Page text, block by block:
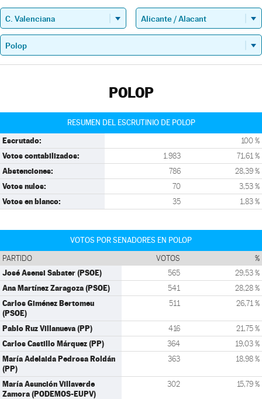
POLOP
RESUMEN DEL ESCRUTINIO DE POLOP
Escrutado: 100 %
Votos contabilizados: 1.983 71,61 %
Abstenciones: 786 28,39 %
Votos nulos: 70 3,53 %
Votos en blanco: 35 1,83 %
VOTOS POR SENADORES EN POLOP
PARTIDO VOTOS %
José Asensi Sabater (PSOE) 565 29,53 %
Ana Martínez Zaragoza (PSOE) 541 28,28 %
Carlos Giménez Bertomeu
(PSOE)
511 26,71 %
Pablo Ruz Villanueva (PP) 416 21,75 %
Carlos Castillo Márquez (PP) 364 19,03 %
María Adelaida Pedrosa Roldán
(PP)
363 18,98 %
María Asunción Villaverde
Zamora (PODEMOS-EUPV)
302 15,79 %